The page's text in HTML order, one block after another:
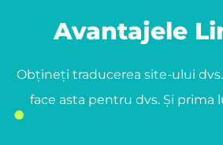
Avantajele
Obțineți traducerea site-ului
face asta pentru dvs. Și prima